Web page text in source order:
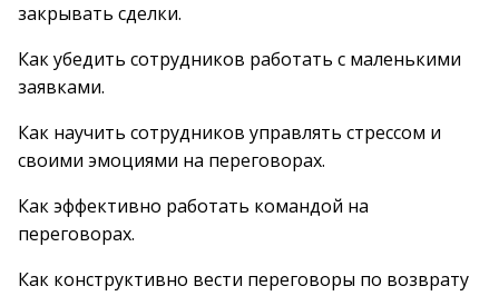
закрывать сделки.
Как убедить сотрудников работать с маленькими
заявками.
Как научить сотрудников управлять стрессом и
своими эмоциями на переговорах.
Как эффективно работать командой на
переговорах.
Как конструктивно вести переговоры по возврату